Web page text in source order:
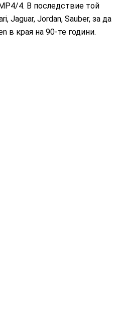
4. В последствие той
Jaguar, Jordan, Sauber, за да
в края на 90-те години.